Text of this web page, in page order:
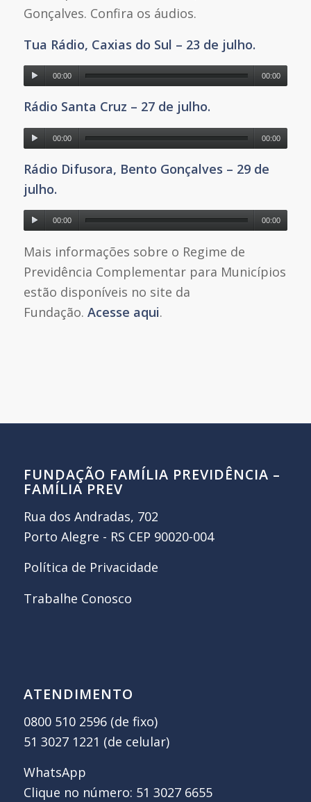
Gonçalves. Confira os áudios.
Tua Rádio, Caxias do Sul – 23 de julho.
00:00 00:00
Rádio Santa Cruz – 27 de julho.
00:00 00:00
Rádio Difusora, Bento Gonçalves – 29 de
julho.
00:00 00:00
Mais informações sobre o Regime de
Previdência Complementar para Municípios
estão disponíveis no site da
Fundação. Acesse aqui.
FUNDAÇÃO FAMÍLIA PREVIDÊNCIA –
FAMÍLIA PREV
Rua dos Andradas, 702
Porto Alegre - RS CEP 90020-004
Política de Privacidade
Trabalhe Conosco
ATENDIMENTO
0800 510 2596 (de fixo)
51 3027 1221 (de celular)
WhatsApp
Clique no número: 51 3027 6655